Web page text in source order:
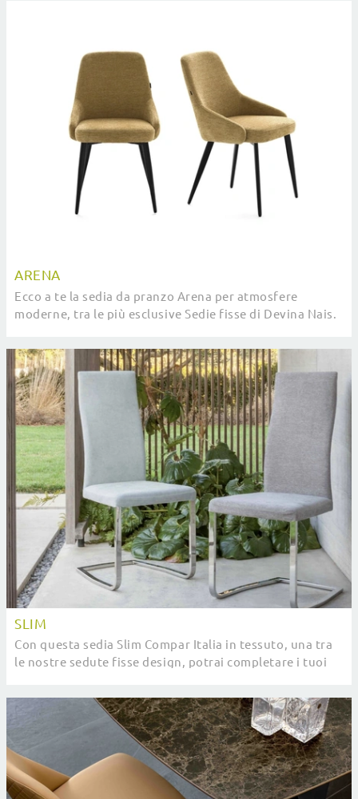
ARENA
Ecco a te la sedia da pranzo Arena per atmosfere
moderne, tra le più esclusive Sedie fisse di Devina Nais.
SLIM
Con questa sedia Slim Compar Italia in tessuto, una tra
le nostre sedute fisse design, potrai completare i tuoi